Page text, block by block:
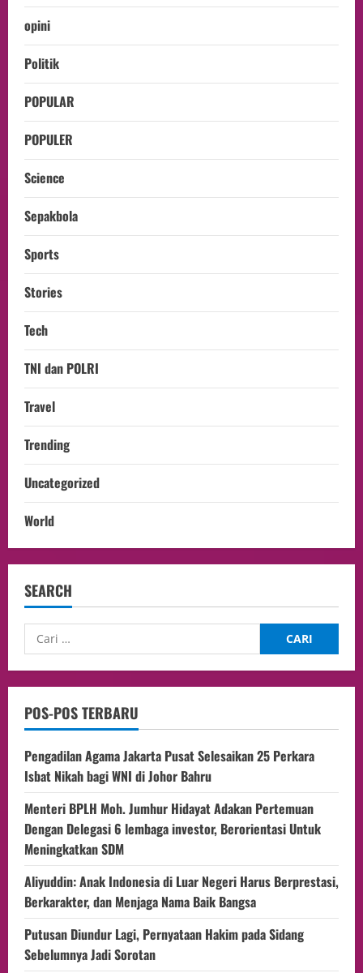
opini
Politik
POPULAR
POPULER
Science
Sepakbola
Sports
Stories
Tech
TNI dan POLRI
Travel
Trending
Uncategorized
World
SEARCH
POS-POS TERBARU
Pengadilan Agama Jakarta Pusat Selesaikan 25 Perkara
Isbat Nikah bagi WNI di Johor Bahru
Menteri BPLH Moh. Jumhur Hidayat Adakan Pertemuan
Dengan Delegasi 6 lembaga investor, Berorientasi Untuk
Meningkatkan SDM
Aliyuddin: Anak Indonesia di Luar Negeri Harus Berprestasi,
Berkarakter, dan Menjaga Nama Baik Bangsa
Putusan Diundur Lagi, Pernyataan Hakim pada Sidang
Sebelumnya Jadi Sorotan